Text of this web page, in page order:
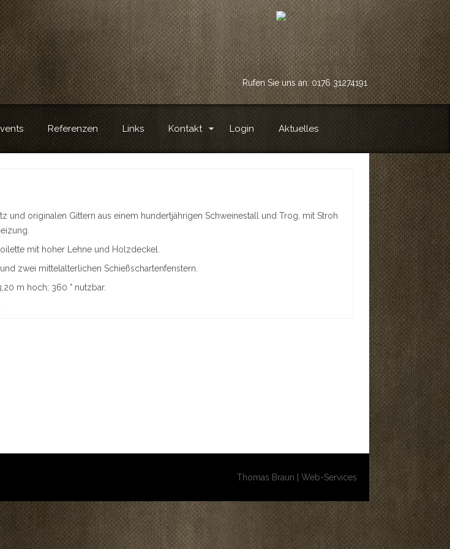
Rufen Sie uns an: 0176 31274191
Referenzen Links Kontakt Login Aktuelles
und originalen Gittern aus einem hundertjährigen Schweinestall und Trog, mit Stroh
mit hoher Lehne und Holzdeckel.
zwei mittelalterlichen Schießschartenfenstern.
m hoch; 360 ° nutzbar.
Thomas Braun | Web-Services